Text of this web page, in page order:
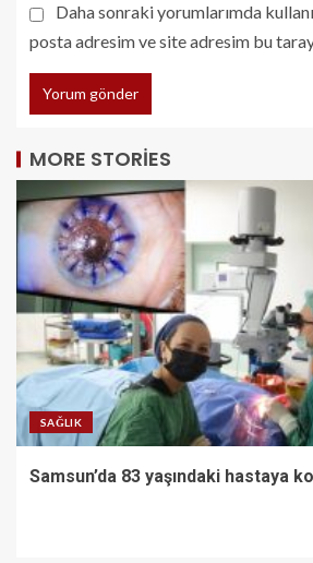
Daha sonraki yorumlarımda
posta adresim ve site adresim bu
MORE STORIES
SAĞLIK
Samsun’da 83 yaşındaki hastaya